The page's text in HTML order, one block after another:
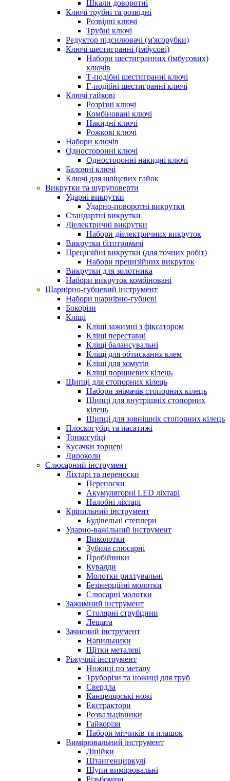
Шкали доворотні
Ключі трубні та розвідні
Розвідні ключі
Трубні ключі
Редуктор підсилювачі (м'ясорубки)
Ключі шестигранні (імбусові)
Набори шестигранних (імбусових)
ключів
Т-подібні шестигранні ключі
Г-подібні шестигранні ключі
Ключі гайкові
Розрізні ключі
Комбіновані ключі
Накидні ключі
Рожкові ключі
Набори ключів
Односторонні ключі
Односторонні накидні ключі
Балонні ключі
Ключі для шліцевих гайок
Викрутки та шуруповерти
Ударні викрутки
Ударно-поворотні викрутки
Стандартні викрутки
Діелектричні викрутки
Набори діелектричних викруток
Викрутки бітотримачі
Прецизійні викрутки (для точних робіт)
Набори прецизійних викруток
Викрутки для золотника
Набори викруток комбіновані
Шарнірно-губцевий інструмент
Набори шарнірно-губцеві
Бокорізи
Кліщі
Кліщі зажимні з фіксатором
Кліщі переставні
Кліщі балансувальні
Кліщі для обтискання клем
Кліщі для хомутів
Кліщі поршневих кілець
Щипці для стопорних кілець
Набори знімачів стопорних кілець
Щипці для внутрішніх стопорних
кілець
Щипці для зовнішніх стопорних кілець
Плоскогубці та пасатижі
Тонкогубці
Кусачки торцеві
Дироколи
Слюсарний інструмент
Ліхтарі та переноски
Переноски
Акумуляторні LED ліхтарі
Налобні ліхтарі
Кріпильний інструмент
Будівельні степлери
Ударно-важільний інструмент
Виколотки
Зубила слюсарні
Пробійники
Кувалди
Молотки рихтувальні
Безінерційні молотки
Слюсарні молотки
Зажимний інструмент
Столярні струбцини
Лещата
Зачисний інструмент
Напильники
Щітки металеві
Ріжучий інструмент
Ножиці по металу
Труборізи та ножиці для труб
Свердла
Канцелярські ножі
Екстрактори
Розвальцівники
Гайкорізи
Набори мітчиків та плашок
Вимірювальний інструмент
Лінійки
Штангенциркулі
Щупи вимірювальні
Різьбоміри